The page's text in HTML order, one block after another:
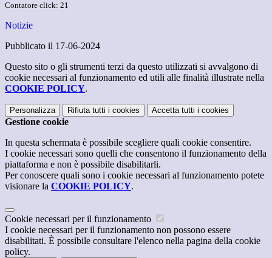
Contatore click: 21
Notizie
Pubblicato il 17-06-2024
Questo sito o gli strumenti terzi da questo utilizzati si avvalgono di
cookie necessari al funzionamento ed utili alle finalità illustrate nella
COOKIE POLICY.
Personalizza Rifiuta tutti i cookies Accetta tutti i cookies
Gestione cookie
In questa schermata è possibile scegliere quali cookie consentire.
I cookie necessari sono quelli che consentono il funzionamento della
piattaforma e non è possibile disabilitarli.
Per conoscere quali sono i cookie necessari al funzionamento potete
visionare la COOKIE POLICY.
Cookie necessari per il funzionamento
I cookie necessari per il funzionamento non possono essere
disabilitati. È possibile consultare l'elenco nella pagina della cookie
policy.